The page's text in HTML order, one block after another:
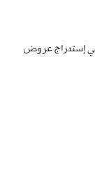
في إستدراج عروض